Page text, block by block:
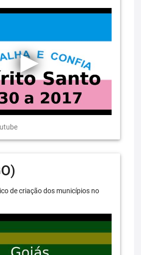
de criação dos municípios no